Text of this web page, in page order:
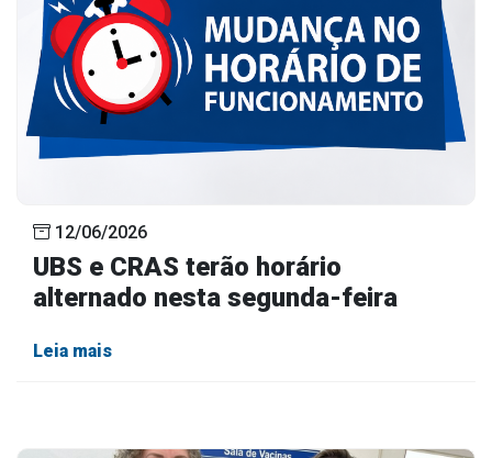
12/06/2026
UBS e CRAS terão horário
alternado nesta segunda-feira
Leia mais